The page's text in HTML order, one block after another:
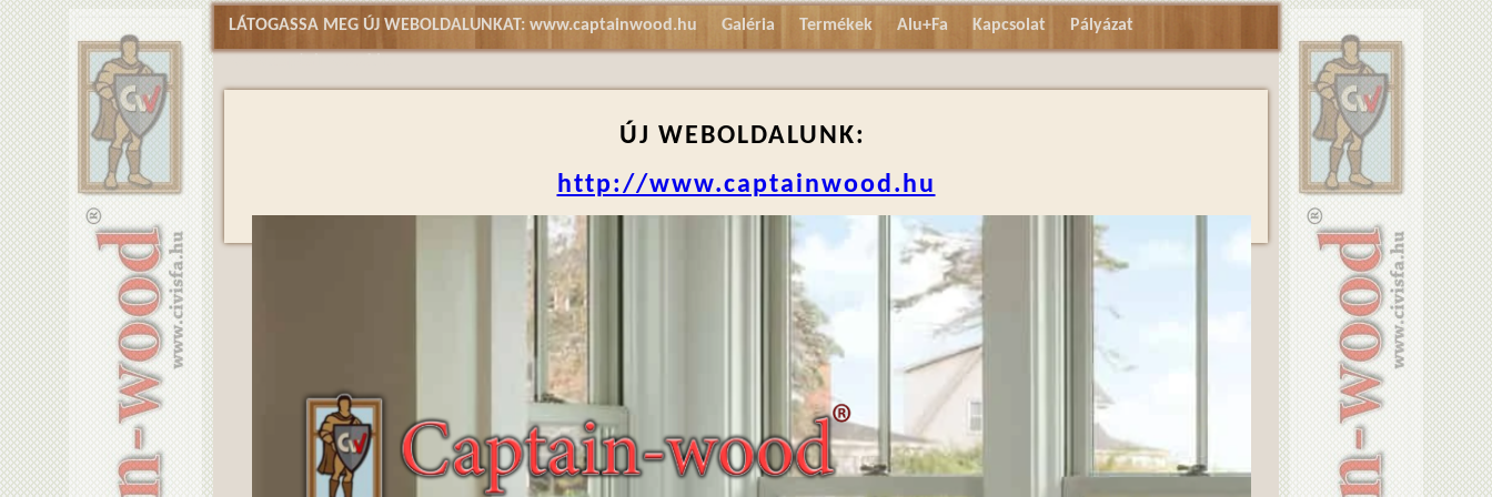
LÁTOGASSA MEG ÚJ WEBOLDALUNKAT: www.captainwood.hu Galéria Termékek Alu+Fa Kapcsolat
Pályázat
ÚJ WEBOLDALUNK:
http://www.captainwood.hu